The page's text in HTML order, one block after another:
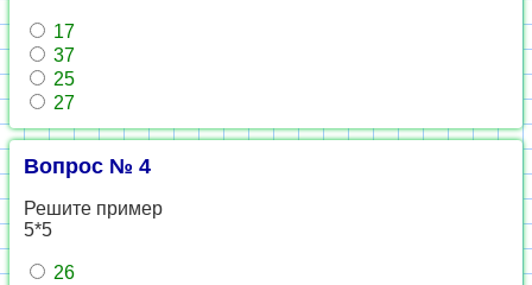
17
37
25
27
Вопрос № 4
Решите пример
5*5
26